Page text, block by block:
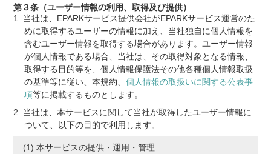
第３条（ユーザー情報の利用、取得及び提供）
当社は、EPARKサービス提供会社がEPARKサービス運営のた
めに取得するユーザーの情報に加え、当社独自に個人情報を
含むユーザー情報を取得する場合があります。ユーザー情報
が個人情報である場合、当社は、その取得対象となる情報、
取得する目的等を、個人情報保護法その他各種個人情報取扱
の基準等に従い、本規約、 個人情報の取扱いに関する公表事
項等に掲載するものとします。
当社は、本サービスに関して当社が取得したユーザー情報に
ついて、以下の目的で利用します。
本サービスの提供・運用・管理